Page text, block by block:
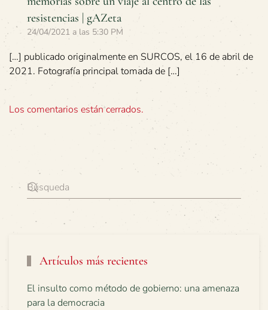
resistencias | gAZeta
24/04/2021 a las 5:30 PM
[…] publicado originalmente en SURCOS, el 16 de abril de
2021. Fotografía principal tomada de […]
Los comentarios están cerrados.
Artículos más recientes
El insulto como método de gobierno: una amenaza
para la democracia